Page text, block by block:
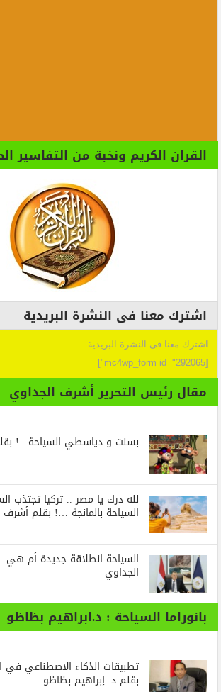
القران الكريم ونخبة من التفاسير
اشترك معنا فى النشرة البريدية
اشترك معنا فى النشرة البريدية
[mc4wp_form id="292065"]
مقال رئيس التحرير أشرف الجداوي
بسنت و دياسطي السياحة ..!
لله درك يا مصر .. تركيا تجتذب
السياحة بالمانجة …! بقلم أشرف
السياحة انطلاقة جديدة أم
الجداوي
بانوراما السياحة : د.ابراهيم بظاظو
تطبيقات الذكاء الاصطناعي في
بقلم د. إبراهيم بظاظو